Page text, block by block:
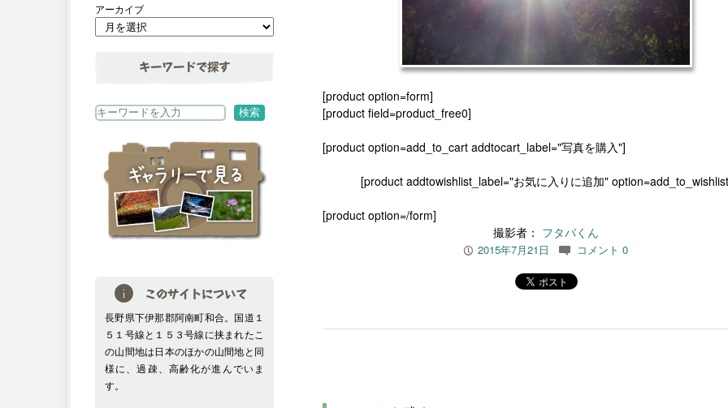
[product option=form]
[product field=product_free0]
[product option=add_to_cart addtocart_label="写真を購入"]
[product addtowishlist_label="お気に入りに追加"
[product option=/form]
撮影者： フタバくん
P 2015年7月21日 c コメント 0
アーカイブ
キーワードで探す
検
検索
このサイトについて
長野県下伊那郡阿南町和合。国道１
５１号線と１５３号線に挟まれたこ
の山間地は日本のほかの山間地と同
様に、過疎、高齢化が進んでいま
す。